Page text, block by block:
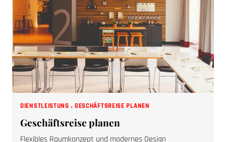
DIENSTLEISTUNG , GESCHÄFTSREISE PLANEN
Geschäftsreise planen
Flexibles Raumkonzept und modernes Design